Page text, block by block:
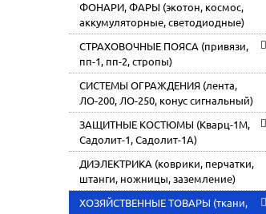
ФОНАРИ, ФАРЫ (экотон, космос,
аккумуляторные, светодиодные)
СТРАХОВОЧНЫЕ ПОЯСА (привязи,
пп-1, пп-2, стропы)
СИСТЕМЫ ОГРАЖДЕНИЯ (лента,
ЛО-200, ЛО-250, конус сигнальный)
ЗАЩИТНЫЕ КОСТЮМЫ (Кварц-1М,
Садолит-1, Садолит-1А)
ДИЭЛЕКТРИКА (коврики, перчатки,
штанги, ножницы, заземление)
ХОЗЯЙСТВЕННЫЕ ТОВАРЫ (ткани,